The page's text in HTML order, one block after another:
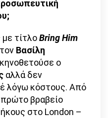
με τίτλοBringHim
Βασίλη
ο
αλλά δεν
λόγω κόστους. Από
πρώτο βραβείο
στο London –